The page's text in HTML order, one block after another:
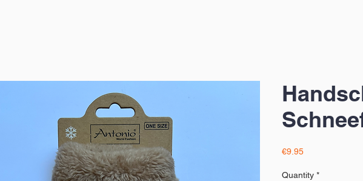
€9.95Price
Quantity *